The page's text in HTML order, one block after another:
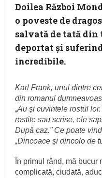
Doilea Război
o poveste de
salvată de tată
deportat şi
incredibile.
Karl Frank, unul dintre
din romanul
„Au şi cuvintele rostul
rostite sau scrise, ele
După caz.” Ce poate
„Dincoace şi dincolo de
În primul rând, mă
complicată, ciudată,